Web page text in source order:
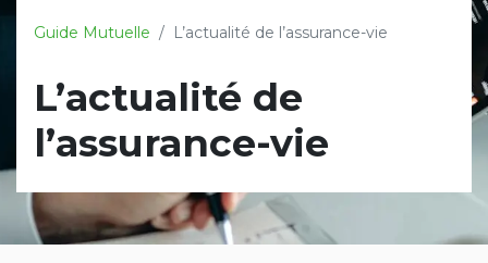
Guide Mutuelle L’actualité de l’assurance-vie
L’actualité de
l’assurance-vie